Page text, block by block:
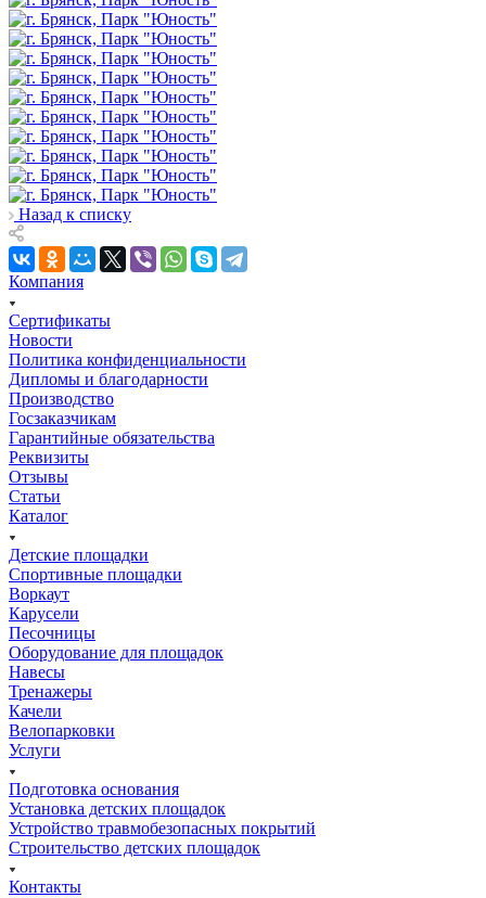
Назад к списку
Компания
Сертификаты
Новости
Политика конфиденциальности
Дипломы и благодарности
Производство
Госзаказчикам
Гарантийные обязательства
Реквизиты
Отзывы
Статьи
Каталог
Детские площадки
Спортивные площадки
Воркаут
Карусели
Песочницы
Оборудование для площадок
Навесы
Тренажеры
Качели
Велопарковки
Услуги
Подготовка основания
Установка детских площадок
Устройство травмобезопасных покрытий
Строительство детских площадок
Контакты